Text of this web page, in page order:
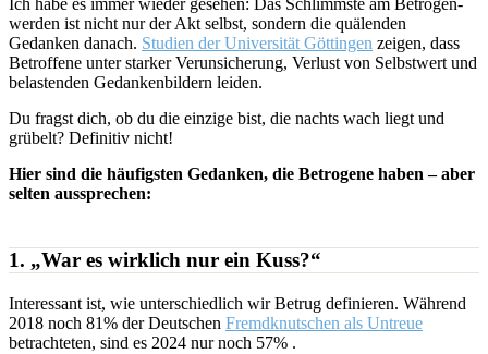
Ich habe es immer wieder gesehen: Das Schlimmste am Betrogen-
werden ist nicht nur der Akt selbst, sondern die quälenden
Gedanken danach. Studien der Universität Göttingen zeigen, dass
Betroffene unter starker Verunsicherung, Verlust von Selbstwert und
belastenden Gedankenbildern leiden.
Du fragst dich, ob du die einzige bist, die nachts wach liegt und
grübelt? Definitiv nicht!
Hier sind die häufigsten Gedanken, die Betrogene haben – aber
selten aussprechen:
1. „War es wirklich nur ein Kuss?“
Interessant ist, wie unterschiedlich wir Betrug definieren. Während
2018 noch 81% der Deutschen Fremdknutschen als Untreue
betrachteten, sind es 2024 nur noch 57% .